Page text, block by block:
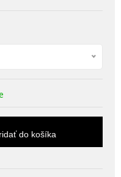
do košíka